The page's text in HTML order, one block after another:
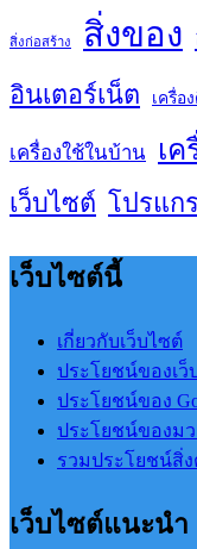
สิ่งก่อสร้าง สิ่งของ
อินเตอร์เน็ต เครื่อ
เครื่องใช้ในบ้าน เ
เว็บไซต์ โปรแก
เว็บไซต์นี้
เกี่ยวกับเว็บไซต์
ประโยชน์ของเว็
ประโยชน์ของ
ประโยชน์ของม
รวมประโยชน์สิ่
เว็บไซต์แนะนำ